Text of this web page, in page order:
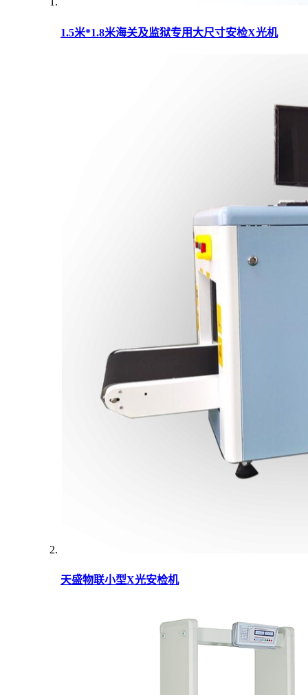
1.5米*1.8米海关及监狱专用大尺寸安检X光机
天盛物联小型X光安检机